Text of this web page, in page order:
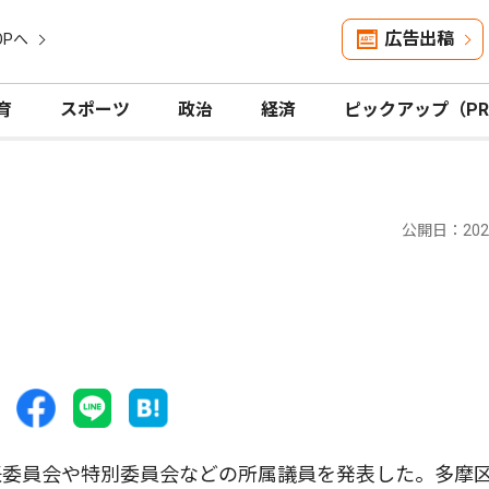
へ 広告出稿
スポーツ 政治 経済 ピックアップ（
公開日：
会や特別委員会などの所属議員を発表した。多摩